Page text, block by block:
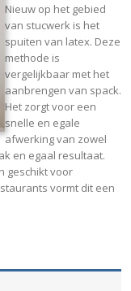
Nieuw op het gebied
van stucwerk is het
spuiten van latex. Deze
methode is
vergelijkbaar met het
aanbrengen van spack.
Het zorgt voor een
snelle en egale
afwerking van zowel
en egaal resultaat.
geschikt voor
vormt dit een